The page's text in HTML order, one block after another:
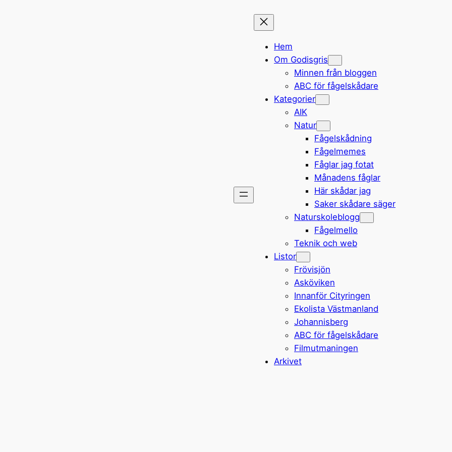
Hem
Om Godisgris
Minnen från bloggen
ABC för fågelskådare
Kategorier
AIK
Natur
Fågelskådning
Fågelmemes
Fåglar jag fotat
Månadens fåglar
Här skådar jag
Saker skådare säger
Naturskoleblogg
Fågelmello
Teknik och web
Listor
Frövisjön
Asköviken
Innanför Cityringen
Ekolista Västmanland
Johannisberg
ABC för fågelskådare
Filmutmaningen
Arkivet